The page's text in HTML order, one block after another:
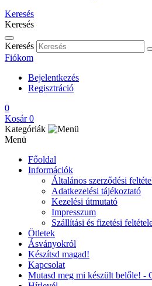
Keresés
Keresés
Keresés
Fiókom
Bejelentkezés
Regisztráció
0
Kosár 0
Kategóriák
Menü
Főoldal
Információk
Általános szerződési
Adatkezelési tájékoztató
Kezelési útmutató
Impresszum
Szállítási és fizetési
Ötletek
Ásványokról
Készítsd magad!
Kapcsolat
Mutasd meg mi készült belőle! -